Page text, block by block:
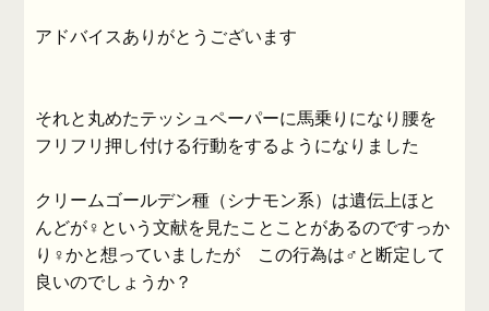
アドバイスありがとうございます
それと丸めたテッシュペーパーに馬乗りになり腰を
フリフリ押し付ける行動をするようになりました
クリームゴールデン種（シナモン系）は遺伝上ほと
んどが♀という文献を見たことことがあるのですっか
り♀かと想っていましたが この行為は♂と断定して
良いのでしょうか？